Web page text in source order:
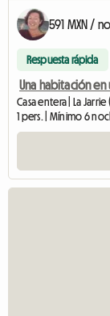
591 MXN /
Respuesta rápida
Una habitación en
Casa entera | La Jarrie
1 pers. | Mínimo 6